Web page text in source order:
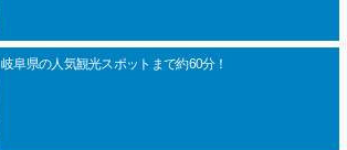
岐阜県の人気観光スポットまで約60分！